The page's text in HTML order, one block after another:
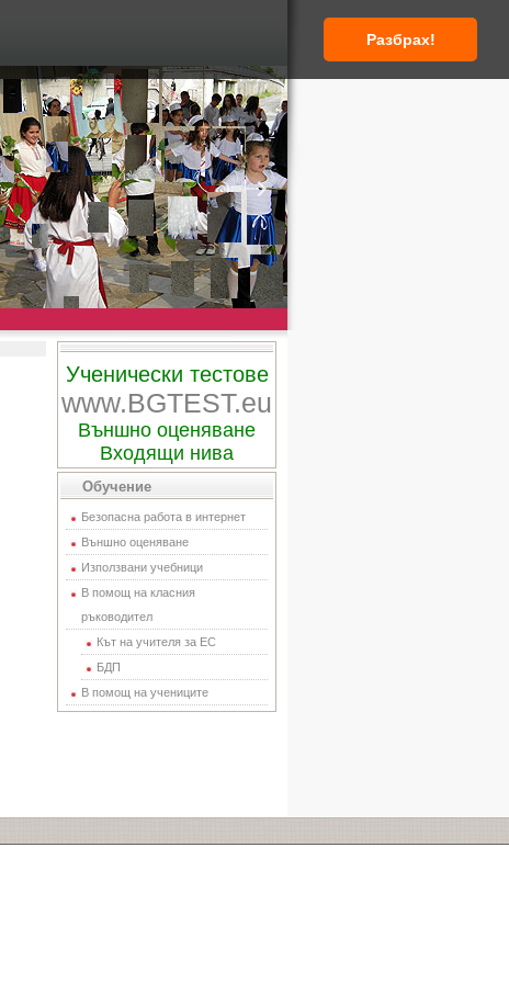
Разбрах!
Ученически тестове
www.BGTEST.eu
Външно оценяване
Входящи нива
Обучение
Безопасна работа в интернет
Външно оценяване
Използвани учебници
В помощ на класния
ръководител
Кът на учителя за ЕС
БДП
В помощ на учениците